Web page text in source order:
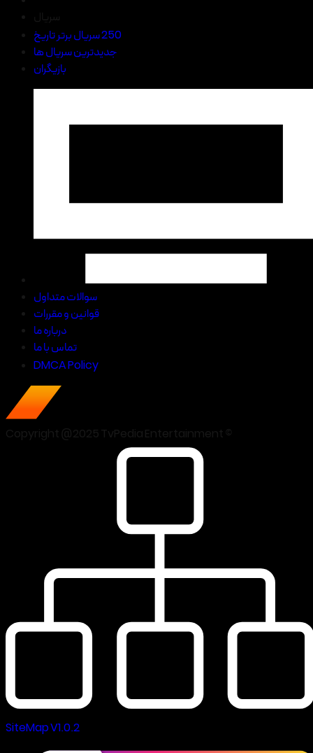
250 سریال برتر تاریخ
جدیدترین سریال ها
بازیگران
سوالات متداول
قوانین و مقررات
درباره ما
تماس با ما
DMCA Policy
SiteMap V1.0.2